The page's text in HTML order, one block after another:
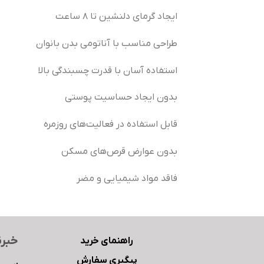
ایجاد گرمای دلنشین تا 8 ساعت
طراحی مناسب با آناتومی بدن بانوان
استفاده آسان با قدرت چسبندگی بالا
بدون ایجاد حساسیت پوستی
قابل استفاده در فعالیت‌های روزمره
بدون عوارض قرص‌های مسکن
فاقد مواد شیمیایی و مضر
راهنمای خرید
پیگیری سفارش